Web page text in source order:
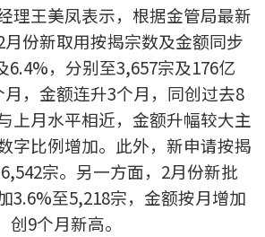
理王美凤表示，根据金管局最新
份新取用按揭宗数及金额同步
6.4%，分别至3,657宗及176亿
，金额连升3个月，同创过去8
上月水平相近，金额升幅较大主
字比例增加。此外，新申请按揭
宗。另一方面，2月份新批
3.6%至5,218宗，金额按月增加
9个月新高。